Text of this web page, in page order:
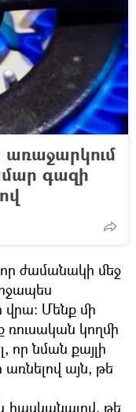
գազի
ժամանակի մեջ
Մենք մի
կողմի
որ նման քայլի
այն, թե
և հասկանալով, թե